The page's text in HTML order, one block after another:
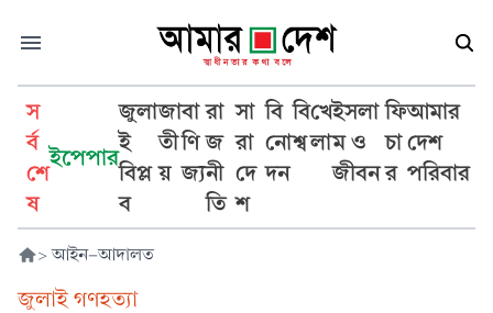
স
র্ব
শে
ষ
ইপেপার
জুলা
ই
বিপ্ল
ব
জা
তী
য়
বা
ণি
জ্য
রা
জ
নী
তি
সা
রা
দে
শ
বি
নো
দন
বি
শ্ব
খে
লা
ইসলা
ম ও
জীবন
ফি
চা
র
আমার
দেশ
পরিবার
> আইন-আদালত
জুলাই গণহত্যা